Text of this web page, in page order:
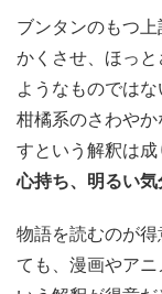
ブンタンのもつ
かくさせ、ほっ
ようなものでは
柑橘系のさわや
すという解釈は成
心持ち、明るい気
物語を読むのが
ても、漫画やア